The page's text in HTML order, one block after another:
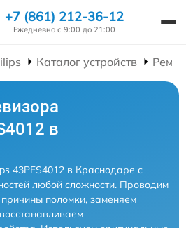
+7 (861) 212-36-12
Ежедневно с 9:00 до 21:00
Каталог устройств
в
43PFS4012 в Краснодаре с
любой сложности. Проводим
поломки, заменяем